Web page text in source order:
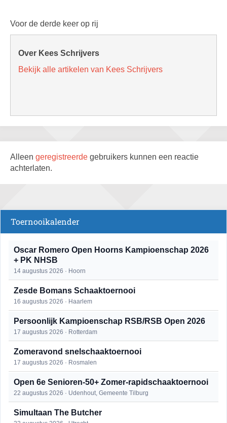
Voor de derde keer op rij
Over Kees Schrijvers
Bekijk alle artikelen van Kees Schrijvers
Alleen geregistreerde gebruikers kunnen een reactie
achterlaten.
Toernooikalender
Oscar Romero Open Hoorns Kampioenschap 2026
+ PK NHSB
14 augustus 2026 · Hoorn
Zesde Bomans Schaaktoernooi
16 augustus 2026 · Haarlem
Persoonlijk Kampioenschap RSB/RSB Open 2026
17 augustus 2026 · Rotterdam
Zomeravond snelschaaktoernooi
17 augustus 2026 · Rosmalen
Open 6e Senioren-50+ Zomer-rapidschaaktoernooi
22 augustus 2026 · Udenhout, Gemeente Tilburg
Simultaan The Butcher